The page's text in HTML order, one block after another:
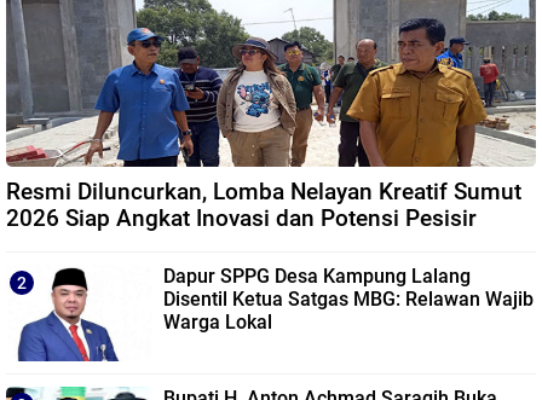
Resmi Diluncurkan, Lomba Nelayan Kreatif Sumut
2026 Siap Angkat Inovasi dan Potensi Pesisir
Dapur SPPG Desa Kampung Lalang
Disentil Ketua Satgas MBG: Relawan Wajib
Warga Lokal